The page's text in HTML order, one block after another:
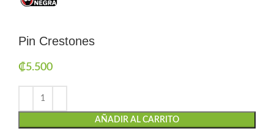
Pin Crestones
₡5.500
AÑADIR AL CARRITO